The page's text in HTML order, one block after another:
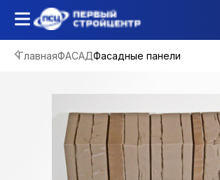
ГлавнаяФАСАДФасадные панели